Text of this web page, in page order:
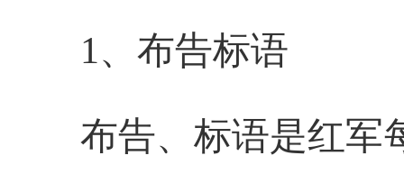
1、布告标语
布告、标语是红军